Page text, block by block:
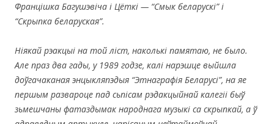
Францішка Багушэвіча і Цёткі — “Смык беларускі” і
“Скрыпка беларуская”.
Ніякай рэакцыі на той ліст, наколькі памятаю, не было.
Але праз два гады, у 1989 годзе, калі нарэшце выйшла
доўгачаканая энцыкляпэдыя “Этнаграфія Беларусі”, на яе
першым развароце пад сьпісам рэдакцыйнай калегіі быў
зьмешчаны фатаздымак народнага музыкі са скрыпкай, а ў